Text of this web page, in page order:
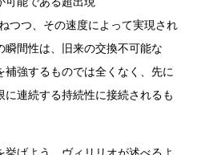
ねつつ、その速度によって実現され
間性は、旧来の交換不可能な
補強するものでは全くなく、先に
連続する持続性に接続されるも